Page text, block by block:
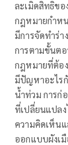
ละเมิดสิทธิข
กฎหมายกำห
มีการจัดทำร่า
การตามขั้นต
กฎหมายที่ต้อ
มีปัญหาอะไรกั
น้ำท่วม การก่
ที่เปลี่ยนแปล
ความคิดเห็น
ออกแบบผังเ